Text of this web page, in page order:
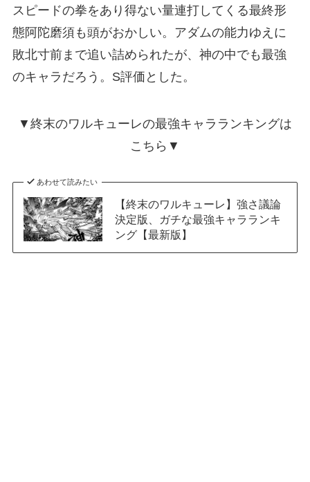
スピードの拳をあり得ない量連打してくる最終形
態阿陀磨須も頭がおかしい。アダムの能力ゆえに
敗北寸前まで追い詰められたが、神の中でも最強
のキャラだろう。S評価とした。
▼終末のワルキューレの最強キャラランキングは
こちら▼
あわせて読みたい
【終末のワルキューレ】強さ議論
決定版、ガチな最強キャラランキ
ング【最新版】